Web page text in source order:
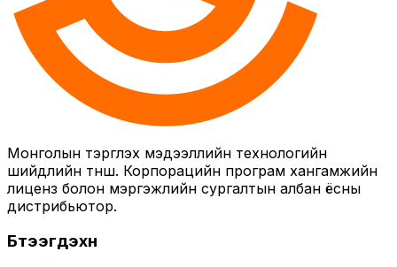
Монголын тэргүүлэх мэдээллийн технологийн
шийдлийн түнш. Корпорацийн програм хангамжийн
лиценз болон мэргэжлийн сургалтын албан ёсны
дистрибьютор.
Бүтээгдэхүүн